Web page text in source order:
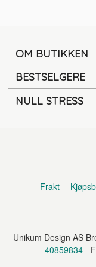
OM BUTIKKEN
BESTSELGERE
NULL STRESS
Frakt
Unikum Design AS
40859834 -